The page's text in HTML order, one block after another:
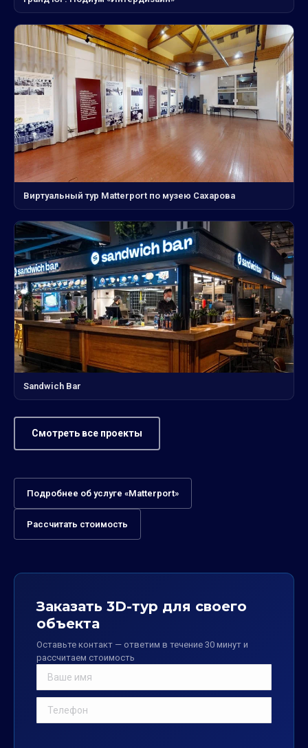
Виртуальный тур Matterport по музею Сахарова
Sandwich Bar
Смотреть все проекты
Подробнее об услуге «Matterport»
Рассчитать стоимость
Заказать 3D-тур для своего
объекта
Оставьте контакт — ответим в течение 30 минут и
рассчитаем стоимость